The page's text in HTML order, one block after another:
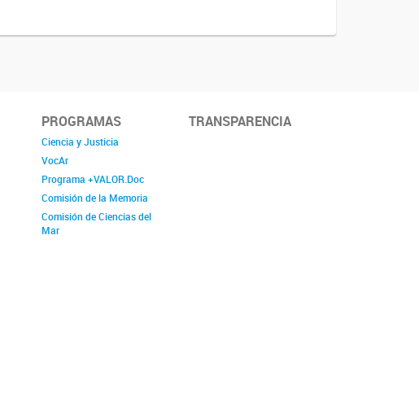
PROGRAMAS
Ciencia y Justicia
VocAr
Programa +VALOR.Doc
Comisión de la Memoria
Comisión de Ciencias del
Mar
TRANSPARENCIA